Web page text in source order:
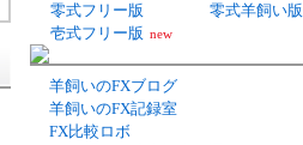
零式フリー版
零式羊飼い版
壱式フリー版 new
羊飼いのFXブログ
羊飼いのFX記録室
FX比較ロボ